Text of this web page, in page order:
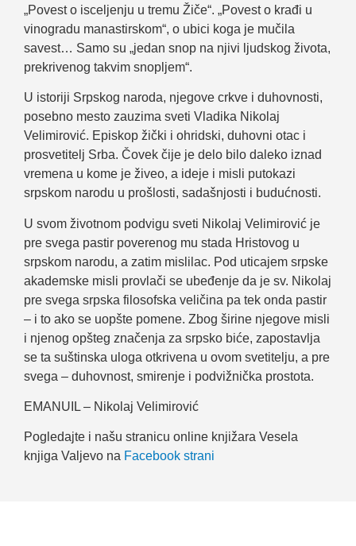
„Povest o isceljenju u tremu Žiče“. „Povest o krađi u
vinogradu manastirskom“, o ubici koga je mučila
savest… Samo su „jedan snop na njivi ljudskog života,
prekrivenog takvim snopljem“.
U istoriji Srpskog naroda, njegove crkve i duhovnosti,
posebno mesto zauzima sveti Vladika Nikolaj
Velimirović. Episkop žički i ohridski, duhovni otac i
prosvetitelj Srba. Čovek čije je delo bilo daleko iznad
vremena u kome je živeo, a ideje i misli putokazi
srpskom narodu u prošlosti, sadašnjosti i budućnosti.
U svom životnom podvigu sveti Nikolaj Velimirović je
pre svega pastir poverenog mu stada Hristovog u
srpskom narodu, a zatim mislilac. Pod uticajem srpske
akademske misli provlači se ubeđenje da je sv. Nikolaj
pre svega srpska filosofska veličina pa tek onda pastir
– i to ako se uopšte pomene. Zbog širine njegove misli
i njenog opšteg značenja za srpsko biće, zapostavlja
se ta suštinska uloga otkrivena u ovom svetitelju, a pre
svega – duhovnost, smirenje i podvižnička prostota.
EMANUIL – Nikolaj Velimirović
Pogledajte i našu stranicu online knjižara Vesela
knjiga Valjevo na Facebook strani